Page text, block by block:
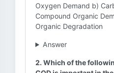
Oxygen Demand b)
Compound Organic
Organic Degradation
Answer
2. Which of the